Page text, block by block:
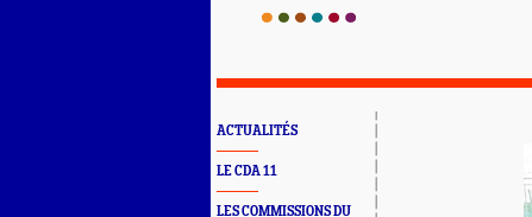
ACTUALITÉS
LE CDA 11
LES COMMISSIONS DU